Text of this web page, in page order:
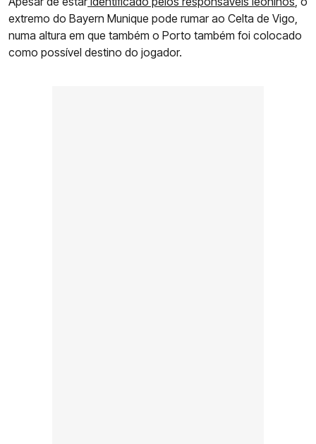
extremo do Bayern Munique pode rumar ao Celta de Vigo,
numa altura em que também o Porto também foi colocado
como possível destino do jogador.